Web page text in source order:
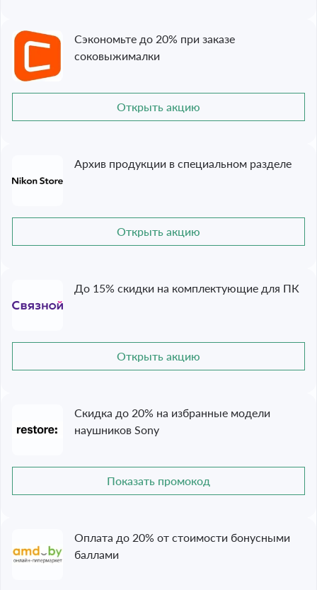
Сэкономьте до 20% при заказе
соковыжималки
Открыть акцию
Архив продукции в специальном разделе
Открыть акцию
До 15% скидки на комплектующие для ПК
Открыть акцию
Скидка до 20% на избранные модели
наушников Sony
Показать промокод
Оплата до 20% от стоимости бонусными
баллами